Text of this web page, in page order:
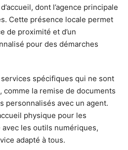
dont l’agence principale
Cette présence locale permet
de proximité et d’un
pour des démarches
spécifiques qui ne sont
comme la remise de documents
personnalisés avec un agent.
physique pour les
avec les outils numériques,
adapté à tous.